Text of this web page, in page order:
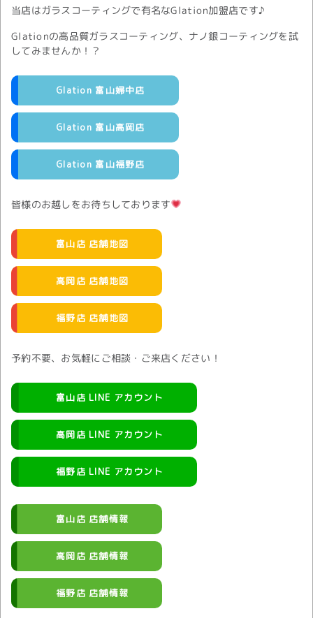
当店はガラスコーティングで有名なGlation加盟店です♪
Glationの高品質ガラスコーティング、ナノ銀コーティングを試
してみませんか！？
Glation 富山婦中店
Glation 富山高岡店
Glation 富山福野店
皆様のお越しをお待ちしております
富山店 店舗地図
高岡店 店舗地図
福野店 店舗地図
予約不要、お気軽にご相談・ご来店ください！
富山店 LINE アカウント
高岡店 LINE アカウント
福野店 LINE アカウント
富山店 店舗情報
高岡店 店舗情報
福野店 店舗情報